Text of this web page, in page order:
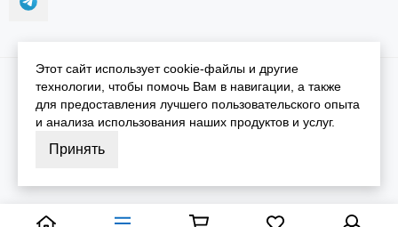
2026 © iGarmin.Карта сайта
Этот сайт использует cookie-файлы и другие
технологии, чтобы помочь Вам в навигации, а также
для предоставления лучшего пользовательского опыта
и анализа использования наших продуктов и услуг.
Принять